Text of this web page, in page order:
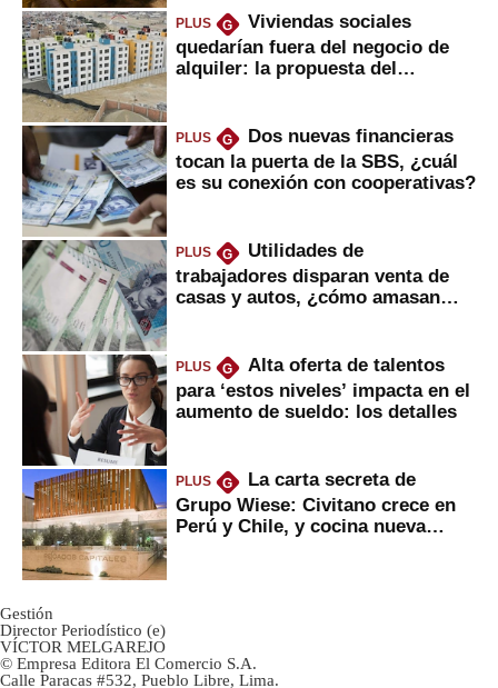
PLUS G
Viviendas sociales
quedarían fuera del negocio de
alquiler: la propuesta del
PLUS G
Dos nuevas financieras
tocan la puerta de la SBS, ¿cuál
es su conexión con cooperativas?
PLUS G
Utilidades de
trabajadores disparan venta de
casas y autos, ¿cómo amasan
PLUS G
Alta oferta de talentos
para ‘estos niveles’ impacta en el
aumento de sueldo: los detalles
PLUS G
La carta secreta de
Grupo Wiese: Civitano crece en
Perú y Chile, y cocina nueva
Gestión
Director Periodístico (e)
VÍCTOR MELGAREJO
© Empresa Editora El Comercio S.A.
Calle Paracas #532, Pueblo Libre, Lima.